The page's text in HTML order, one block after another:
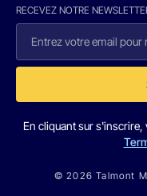
RECEVEZ NOTRE
En cliquant sur
© 2026 Talmont